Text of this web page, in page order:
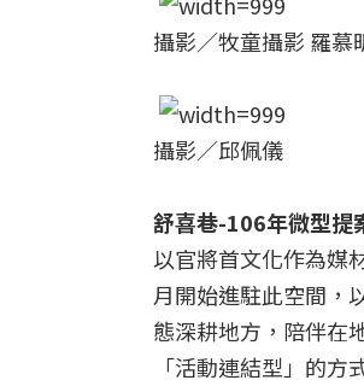
攝影／牧童攝影 羅慕
攝影／邱佩儀
舒喜巷-106年微型提
以官將首文化作為媒
月開始進駐此空間，
態深耕地方，陪伴在
「活動連結型」的